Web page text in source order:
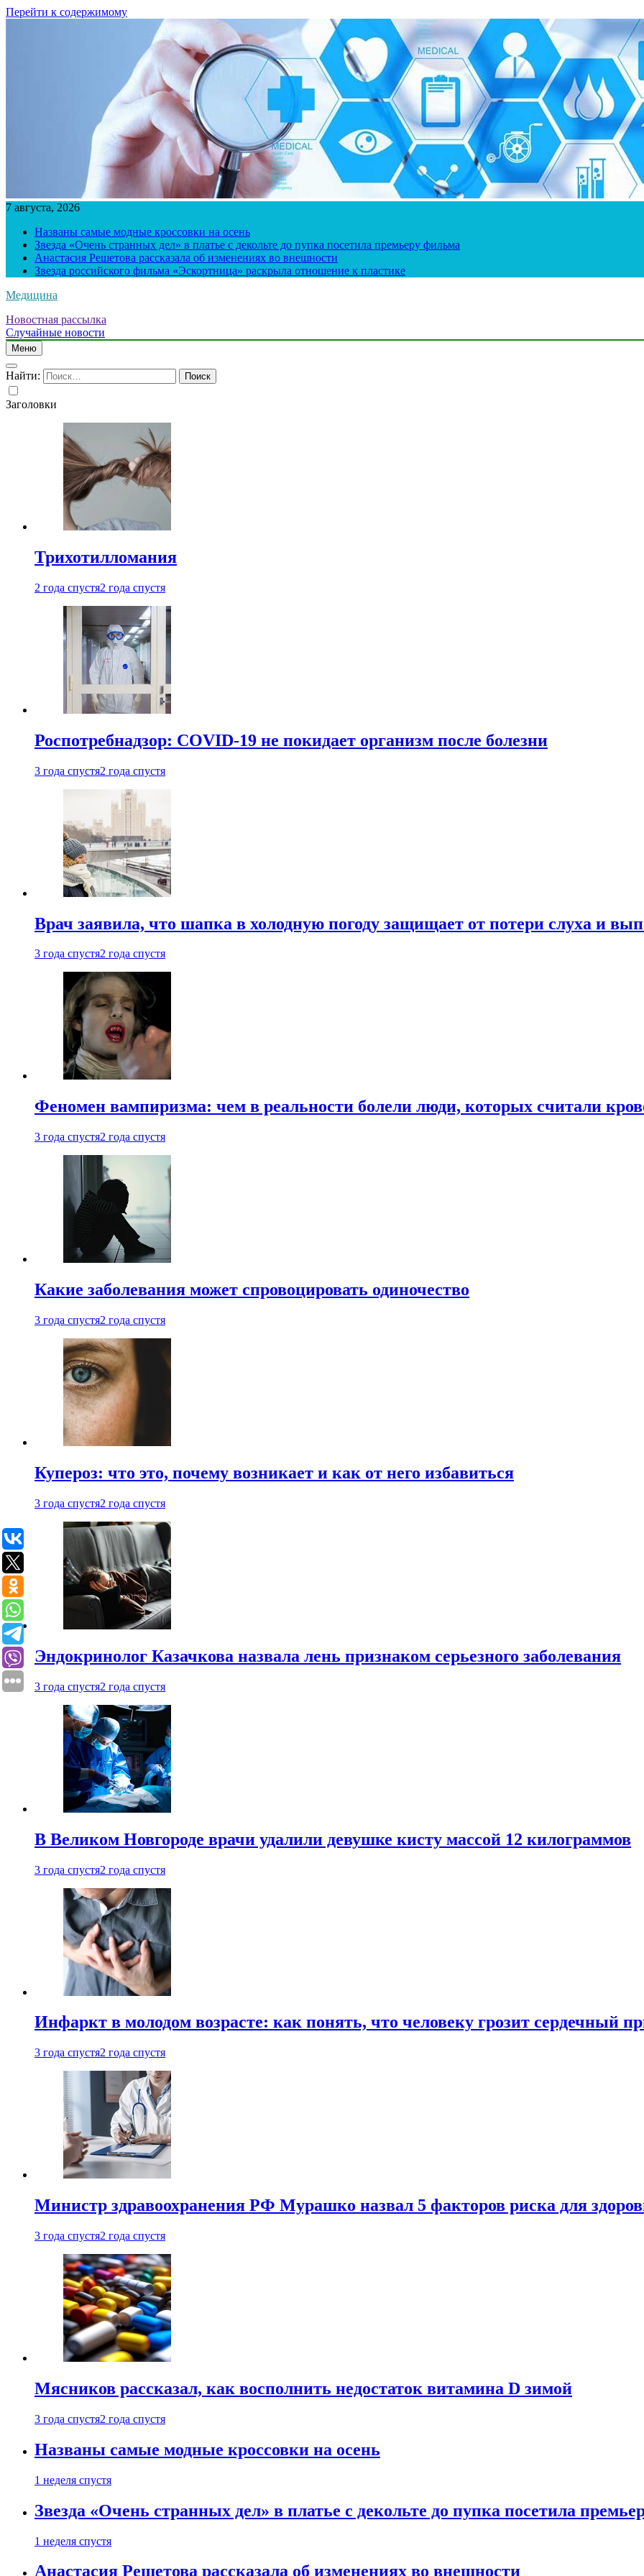
Перейти к содержимому
7 августа, 2026
Названы самые модные кроссовки на осень
Звезда «Очень странных дел» в платье с декольте до пупка посетила премьеру фильма
Анастасия Решетова рассказала об изменениях во внешности
Звезда российского фильма «Эскортница» раскрыла отношение к пластике
Медицина
Новостная рассылка
Случайные новости
Меню
Найти:
Заголовки
Трихотилломания
2 года спустя2 года спустя
Роспотребнадзор: COVID-19 не покидает организм после болезни
3 года спустя2 года спустя
Врач заявила, что шапка в холодную погоду защищает от потери слуха и
3 года спустя2 года спустя
Феномен вампиризма: чем в реальности болели люди, которых считали
3 года спустя2 года спустя
Какие заболевания может спровоцировать одиночество
3 года спустя2 года спустя
Купероз: что это, почему возникает и как от него избавиться
3 года спустя2 года спустя
Эндокринолог Казачкова назвала лень признаком серьезного заболевания
3 года спустя2 года спустя
В Великом Новгороде врачи удалили девушке кисту массой 12 килограммов
3 года спустя2 года спустя
Инфаркт в молодом возрасте: как понять, что человеку грозит сердечный
3 года спустя2 года спустя
Министр здравоохранения РФ Мурашко назвал 5 факторов риска для
3 года спустя2 года спустя
Мясников рассказал, как восполнить недостаток витамина D зимой
3 года спустя2 года спустя
Названы самые модные кроссовки на осень
1 неделя спустя
Звезда «Очень странных дел» в платье с декольте до пупка посетила
1 неделя спустя
Анастасия Решетова рассказала об изменениях во внешности